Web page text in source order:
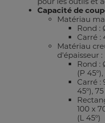
Capacité de
Matériau
Rond :
Carré :
Matériau
d'épaisseur :
Rond :
(P
Carré :
45°),
100 x
(L 45°)